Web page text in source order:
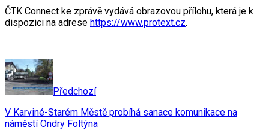
ČTK Connect ke zprávě vydává obrazovou přílohu, která je k
dispozici na adrese https://www.protext.cz.
Předchozí
V Karviné-Starém Městě probíhá sanace komunikace na
náměstí Ondry Foltýna